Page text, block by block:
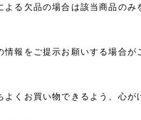
よる欠品の場合は該当商品のみ
情報をご提示お願いする場合が
よくお買い物できるよう、心が